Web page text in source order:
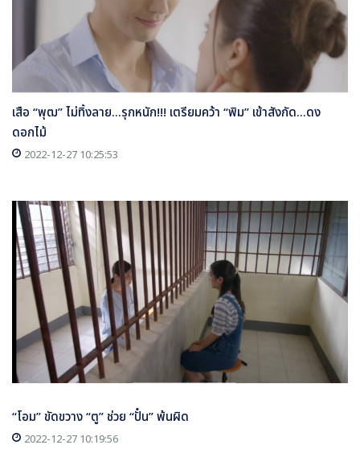
เสือ “พุฒ” ไม่ทิ้งลาย...รุกหนัก!!! เตรียมคว้า “พิม” เข้าสังกัด...ดง
ดอกไม้
2022-12-27 10:25:53
“โอม” ขัดขวาง “ตู” ช่วย “ปั๋น” พ้นผิด
2022-12-27 10:19:56